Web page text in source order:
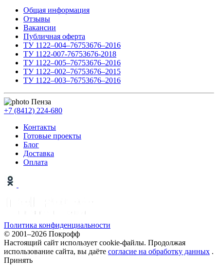
Общая информация
Отзывы
Вакансии
Публичная оферта
ТУ 1122–004–76753676–2016
ТУ 1122-007-76753676-2018
ТУ 1122–005–76753676–2016
ТУ 1122–002–76753676–2015
ТУ 1122–003–76753676–2016
Пенза
+7 (8412) 224-680
Контакты
Готовые проекты
Блог
Доставка
Оплата
Политика конфиденциальности
© 2001–2026 Покрофф
Настоящий сайт использует cookie-файлы. Продолжая
использование сайта, вы даёте согласие на обработку данных .
Принять